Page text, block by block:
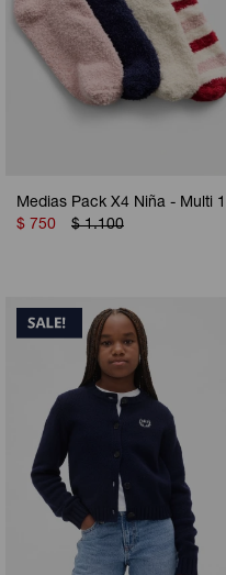
Medias Pack X4 Niña - Multi 1
$ 750 $ 1.100